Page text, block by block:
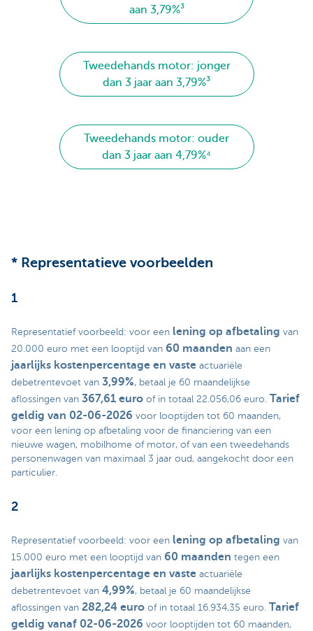
aan 3,79%³
Tweedehands motor: jonger
dan 3 jaar aan 3,79%³
Tweedehands motor: ouder
dan 3 jaar aan 4,79%⁴
* Representatieve voorbeelden
1
Representatief voorbeeld: voor een lening op afbetaling van
20.000 euro met een looptijd van 60 maanden aan een
jaarlijks kostenpercentage en vaste actuariële
debetrentevoet van 3,99%, betaal je 60 maandelijkse
aflossingen van 367,61 euro of in totaal 22.056,06 euro. Tarief
geldig van 02-06-2026 voor looptijden tot 60 maanden,
voor een lening op afbetaling voor de financiering van een
nieuwe wagen, mobilhome of motor, of van een tweedehands
personenwagen van maximaal 3 jaar oud, aangekocht door een
particulier.
2
Representatief voorbeeld: voor een lening op afbetaling van
15.000 euro met een looptijd van 60 maanden tegen een
jaarlijks kostenpercentage en vaste actuariële
debetrentevoet van 4,99%, betaal je 60 maandelijkse
aflossingen van 282,24 euro of in totaal 16.934,35 euro. Tarief
geldig vanaf 02-06-2026 voor looptijden tot 60 maanden,